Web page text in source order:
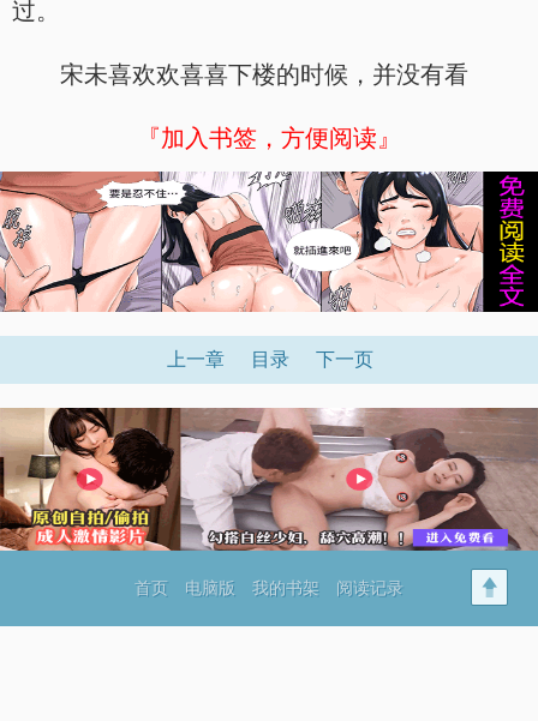
过。
宋未喜欢欢喜喜下楼的时候，并没有看
『加入书签，方便阅读』
上一章 目录 下一页
首页 电脑版 我的书架 阅读记录